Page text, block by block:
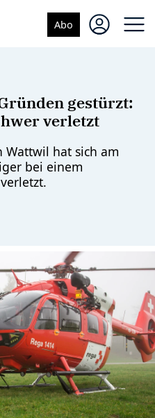
Abo
gestürzt:
verletzt
Wattwil hat sich am
bei einem